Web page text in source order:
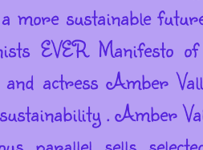
more sustainable
EVER Manifesto
and actress Amber
.Amber